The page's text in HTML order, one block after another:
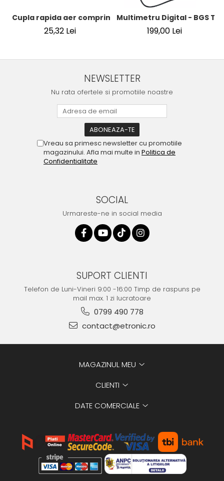
Cupla rapida aer comprimat cu racord furtun 8 mm (5/
25,32 Lei
Multimetru Digital - BGS
199,00 Lei
NEWSLETTER
Nu rata ofertele si promotiile noastre
Vreau sa primesc newsletter cu promotiile
magazinului. Afla mai multe in Politica de
Confidentialitate
SOCIAL
Urmareste-ne in social media
SUPORT CLIENTI
Telefon de Luni-Vineri 9:00 -16:00 Timp de raspuns pe
mail max. 1 zi lucratoare
0799 490 778
contact@etronic.ro
MAGAZINUL MEU
CLIENTI
DATE COMERCIALE